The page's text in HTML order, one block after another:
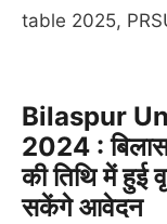
table 2025,
Bilaspur
2024 :
की तिथि में हुई
सकेंगे आवेदन